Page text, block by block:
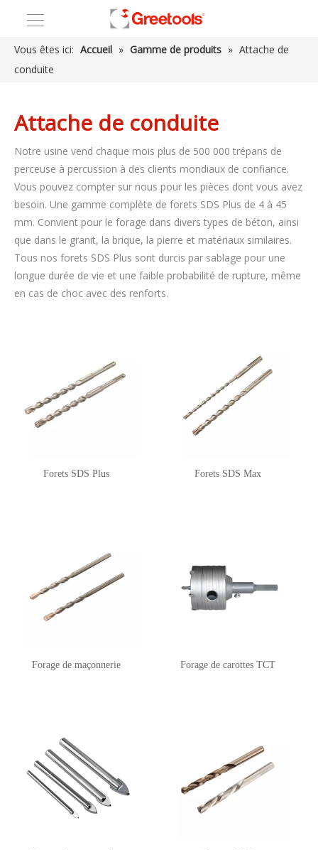
Vous êtes ici: Accueil » Gamme de produits » Attache de
conduite
Attache de conduite
Notre usine vend chaque mois plus de 500 000 trépans de
perceuse à percussion à des clients mondiaux de confiance.
Vous pouvez compter sur nous pour les pièces dont vous avez
besoin. Une gamme complète de forets SDS Plus de 4 à 45
mm. Convient pour le forage dans divers types de béton, ainsi
que dans le granit, la brique, la pierre et matériaux similaires.
Tous nos forets SDS Plus sont durcis par sablage pour une
longue durée de vie et une faible probabilité de rupture, même
en cas de choc avec des renforts.
Forets SDS Plus Forets SDS Max
Forage de maçonnerie Forage de carottes TCT